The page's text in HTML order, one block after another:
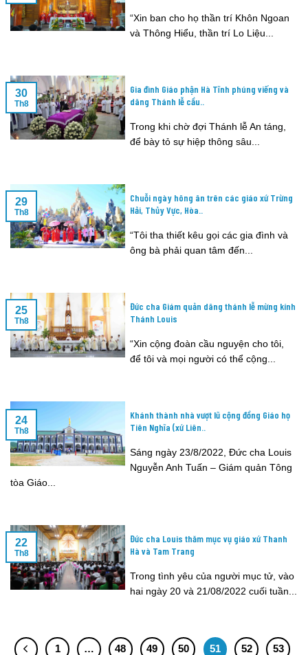
“Xin ban cho họ thần trí Khôn Ngoan
và Thông Hiểu, thần trí Lo Liệu...
Gia đình Giáo phận Hà Tĩnh phúng viếng và
dâng Thánh lễ cầu..
Trong khi chờ đợi Thánh lễ An táng,
để bày tỏ sự hiệp thông sâu...
30
Th8
Chuỗi ngày hông ân trên các giáo xứ Trừng
Hải, Thủy Vực, Hòa..
“Tôi tha thiết kêu gọi các gia đình và
ông bà phải quan tâm đến...
29
Th8
Đức cha Giám quản dâng thánh lễ mừng kính
Thánh Louis
“Xin cộng đoàn cầu nguyện cho tôi,
để tôi và mọi người có thể cộng...
25
Th8
Khánh thành nhà vượt lũ cộng đồng Giáo họ
Tiên Nghĩa (xứ Liên..
Sáng ngày 23/8/2022, Đức cha Louis
Nguyễn Anh Tuấn – Giám quản Tông
tòa Giáo...
24
Th8
Đức cha Louis thăm mục vụ giáo xứ Thanh
Hà và Tam Trang
Trong tình yêu của người mục tử, vào
hai ngày 20 và 21/08/2022 cuối tuần...
22
Th8
1 … 48 49 50 51 52 53